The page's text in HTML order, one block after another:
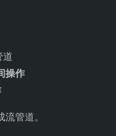
操作
管道。